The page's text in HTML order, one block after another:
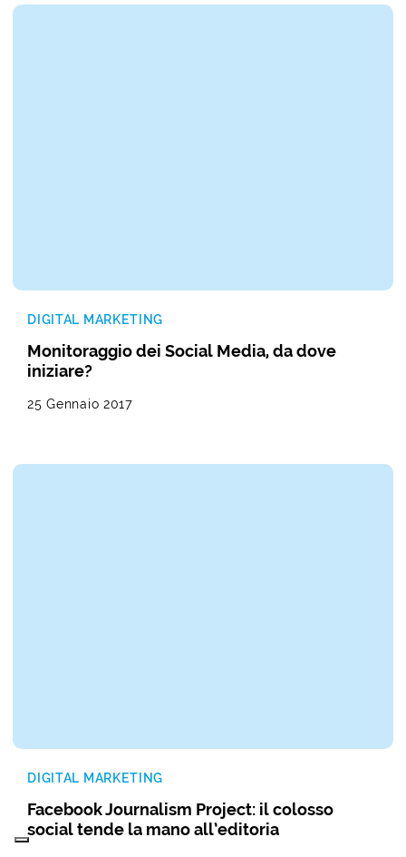
DIGITAL MARKETING
Monitoraggio dei Social Media, da dove
iniziare?
25 Gennaio 2017
DIGITAL MARKETING
Facebook Journalism Project: il colosso
social tende la mano all’editoria